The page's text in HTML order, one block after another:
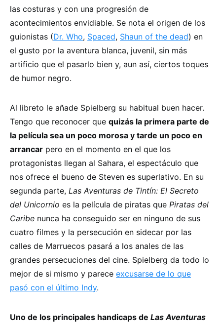
las costuras y con una progresión de
acontecimientos envidiable. Se nota el origen de los
guionistas (Dr. Who, Spaced, Shaun of the dead) en
el gusto por la aventura blanca, juvenil, sin más
artificio que el pasarlo bien y, aun así, ciertos toques
de humor negro.
Al libreto le añade Spielberg su habitual buen hacer.
Tengo que reconocer que quizás la primera parte de
la película sea un poco morosa y tarde un poco en
arrancar pero en el momento en el que los
protagonistas llegan al Sahara, el espectáculo que
nos ofrece el bueno de Steven es superlativo. En su
segunda parte, Las Aventuras de Tintín: El Secreto
del Unicornio es la película de piratas que Piratas del
Caribe nunca ha conseguido ser en ninguno de sus
cuatro filmes y la persecución en sidecar por las
calles de Marruecos pasará a los anales de las
grandes persecuciones del cine. Spielberg da todo lo
mejor de si mismo y parece excusarse de lo que
pasó con el último Indy.
Uno de los principales handicaps de Las Aventuras